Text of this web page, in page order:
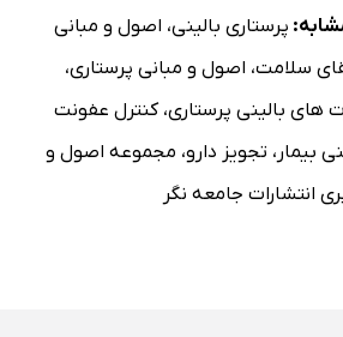
پرستاری بالینی، اصول و مبانی
سلامت، اصول و مبانی پرستاری،
های بالینی پرستاری،کنترل عفونت
بیمار ، تجویز دارو، مجموعه اصول و
انتشارات جامعه نگر